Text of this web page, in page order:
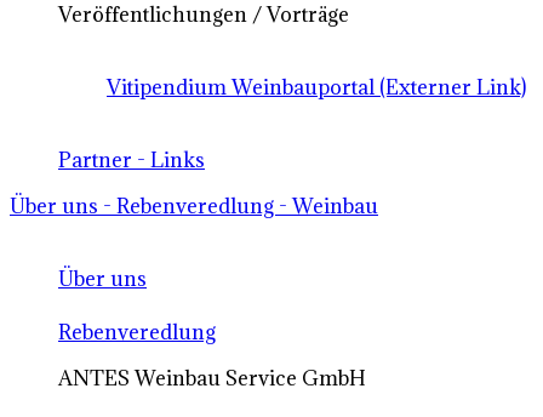
Veröffentlichungen / Vorträge
Vitipendium Weinbauportal (Externer Link)
Partner - Links
Über uns - Rebenveredlung - Weinbau
Über uns
Rebenveredlung
ANTES Weinbau Service GmbH